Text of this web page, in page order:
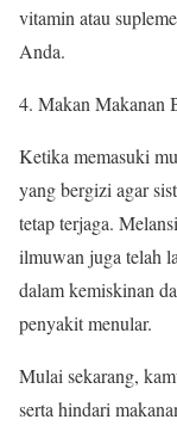
vitamin atau
Anda.
Makan Makanan
Ketika memasuki
yang bergizi agar
tetap terjaga.
ilmuwan juga telah
dalam kemiskinan
penyakit menular.
Mulai sekarang,
serta hindari